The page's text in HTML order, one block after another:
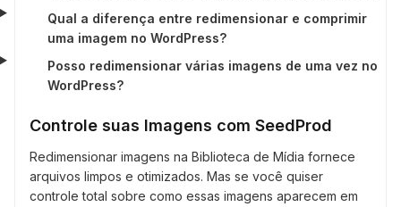
Qual a diferença entre redimensionar e comprimir
uma imagem no WordPress?
Posso redimensionar várias imagens de uma vez no
WordPress?
Controle suas Imagens com SeedProd
Redimensionar imagens na Biblioteca de Mídia fornece
arquivos limpos e otimizados. Mas se você quiser
controle total sobre como essas imagens aparecem em